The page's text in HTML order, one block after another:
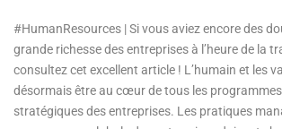
#HumanResources | Si vous aviez encore des
grande richesse des entreprises à l’heure de la
consultez cet excellent article ! L’humain et les
désormais être au cœur de tous les
stratégiques des entreprises. Les pratiques